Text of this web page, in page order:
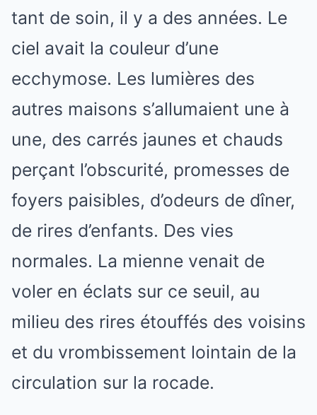
tant de soin, il y a des années. Le
ciel avait la couleur d’une
ecchymose. Les lumières des
autres maisons s’allumaient une à
une, des carrés jaunes et chauds
perçant l’obscurité, promesses de
foyers paisibles, d’odeurs de dîner,
de rires d’enfants. Des vies
normales. La mienne venait de
voler en éclats sur ce seuil, au
milieu des rires étouffés des voisins
et du vrombissement lointain de la
circulation sur la rocade.